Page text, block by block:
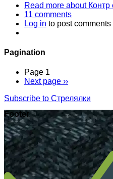
Read more about Контр
11 comments
Log in to post comments
Pagination
Page 1
Next page ››
Subscribe to Стрелялки
Footer